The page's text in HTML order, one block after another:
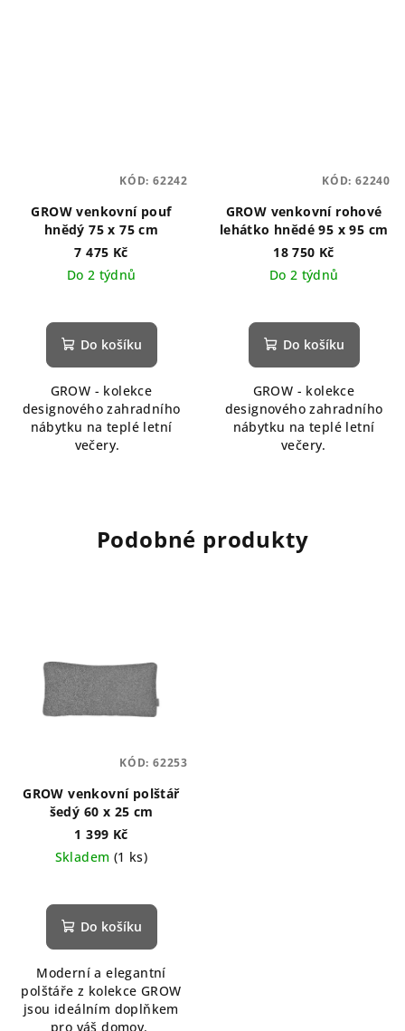
GROW venkovní pouf
hnědý 75 x 75 cm
7 475 Kč
Do 2 týdnů
Do košíku
GROW - kolekce
designového zahradního
nábytku na teplé letní
večery.
KÓD: 62242
GROW venkovní rohové
lehátko hnědé 95 x 95 cm
18 750 Kč
Do 2 týdnů
Do košíku
GROW - kolekce
designového zahradního
nábytku na teplé letní
večery.
KÓD: 62240
Podobné produkty
GROW venkovní polštář
šedý 60 x 25 cm
1 399 Kč
Skladem (1 ks)
Do košíku
Moderní a elegantní
polštáře z kolekce GROW
jsou ideálním doplňkem
pro váš domov.
KÓD: 62253